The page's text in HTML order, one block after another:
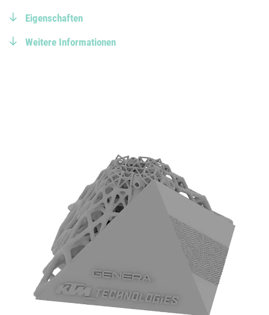
Eigenschaften
Weitere Informationen